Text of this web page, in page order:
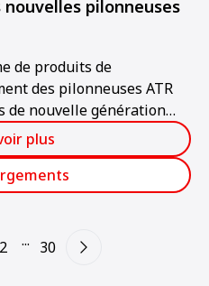
pilonneuses
de produits de
des pilonneuses ATR
de nouvelle génération
aux
productivité accrue, une
facilité d'entretien
plus
2 ... 30